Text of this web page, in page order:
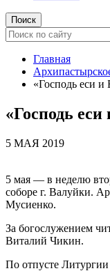
Поиск
Главная
«Господь еси и
«Господь
5 МАЯ 2019
5 мая — в неделю
соборе г. Валуйки.
Мусиенко.
За богослужением
Виталий Чикин.
По отпусте